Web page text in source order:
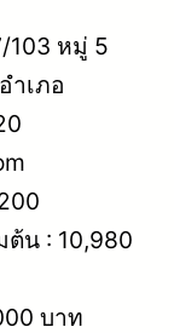
103 หมู่ 5
ำเภอ
ต้น : 10,980
บาท